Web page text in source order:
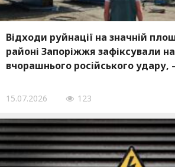
Відходи руйнації на значній
районі Запоріжжя зафіксували
вчорашнього російського
15.07.2026 123